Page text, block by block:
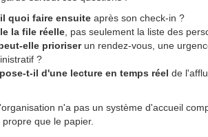
quoi faire ensuite après son check-in ?
la file réelle , pas seulement la liste des
elle prioriserun rendez-vous, une
?
t-il d'une lecture en temps réel de
n'a pas un système d'accueil
que le papier.